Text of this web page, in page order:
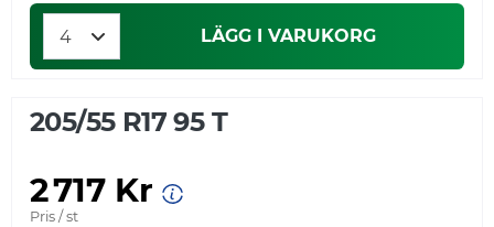
LÄGG I VARUKORG
205/55 R17 95 T
2 717 Kr
Pris / st